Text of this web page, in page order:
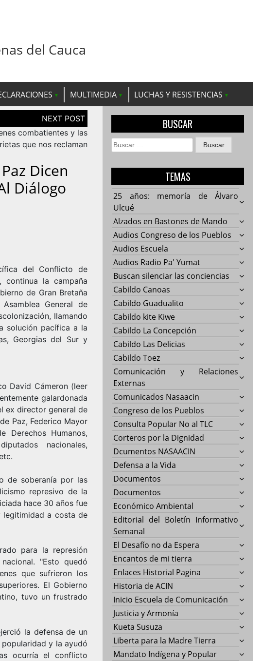
del Cauca
MULTIMEDIA LUCHAS Y RESISTENCIAS
combatientes y las
que nos reclaman
Dicen
Diálogo
del Conflicto de
continua la campaña
de Gran Bretaña
General de
llamando
solución pacífica a la
Georgias del Sur y
David Cámeron(leer
galardonada
ex director general de
Paz, Federico Mayor
Derechos Humanos,
nacionales,
de soberanía por las
represivo de la
hace 30 años fue
legitimidad a costa de
para la represión
"Esto quedó
que sufrieron los
El Gobierno
tuvo un frustrado
la defensa de un
y la ayudó
ocurría el conflicto
BUSCAR
Buscar:
TEMAS
25 años: memoría de Álvaro
Ulcué
Alzados en Bastones de Mando
Audios Congreso de los Pueblos
Audios Escuela
Audios Radio Pa' Yumat
Buscan silenciar las conciencias
Cabildo Canoas
Cabildo Guadualito
Cabildo kite Kiwe
Cabildo La Concepción
Cabildo Las Delicias
Cabildo Toez
Comunicación y Relaciones
Externas
Comunicados Nasaacin
Congreso de los Pueblos
Consulta Popular No al TLC
Corteros por la Dignidad
Dcumentos NASAACIN
Defensa a la Vida
Documentos
Documentos
Económico Ambiental
Editorial del Boletín Informativo
Semanal
El Desafío no da Espera
Encantos de mi tierra
Enlaces Historial Pagina
Historia de ACIN
Inicio Escuela de Comunicación
Justicia y Armonía
Kueta Susuza
Liberta para la Madre Tierra
Mandato Indígena y Popular